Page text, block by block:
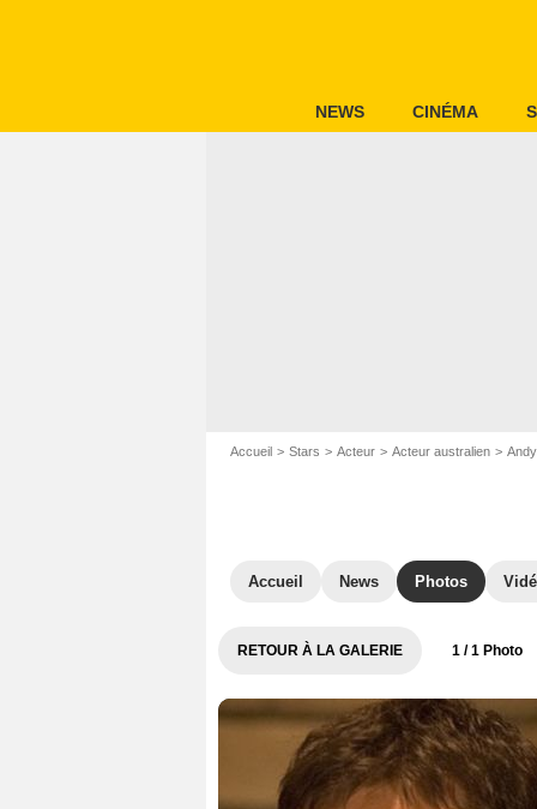
NEWS CINÉMA
Accueil Stars Acteur Acteur australien
Accueil News Photos
RETOUR À LA GALERIE 1 / 1 Photo